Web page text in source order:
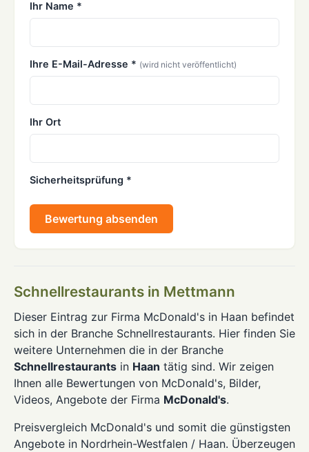
Ihr Name *
Ihre E-Mail-Adresse * (wird nicht veröffentlicht)
Ihr Ort
Sicherheitsprüfung *
Bewertung absenden
Schnellrestaurants in Mettmann
Dieser Eintrag zur Firma McDonald's in Haan befindet
sich in der Branche Schnellrestaurants. Hier finden Sie
weitere Unternehmen die in der Branche
Schnellrestaurants in Haan tätig sind. Wir zeigen
Ihnen alle Bewertungen von McDonald's, Bilder,
Videos, Angebote der Firma McDonald's.
Preisvergleich McDonald's und somit die günstigsten
Angebote in Nordrhein-Westfalen / Haan. Überzeugen